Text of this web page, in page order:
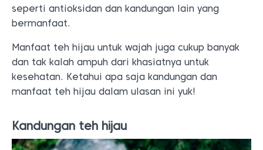
seperti antioksidan dan kandungan lain yang
bermanfaat.
Manfaat teh hijau untuk wajah juga cukup banyak
dan tak kalah ampuh dari khasiatnya untuk
kesehatan. Ketahui apa saja kandungan dan
manfaat teh hijau dalam ulasan ini yuk!
Kandungan teh hijau